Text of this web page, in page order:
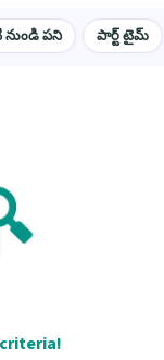
నుండి పని పార్ట్ టైమ్